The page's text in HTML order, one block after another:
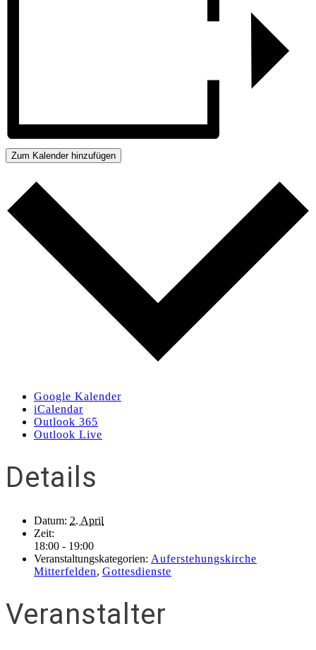
Zum Kalender hinzufügen
Google Kalender
iCalendar
Outlook 365
Outlook Live
Details
Datum: 2. April
Zeit:
18:00 - 19:00
Veranstaltungskategorien: Auferstehungskirche
Mitterfelden, Gottesdienste
Veranstalter